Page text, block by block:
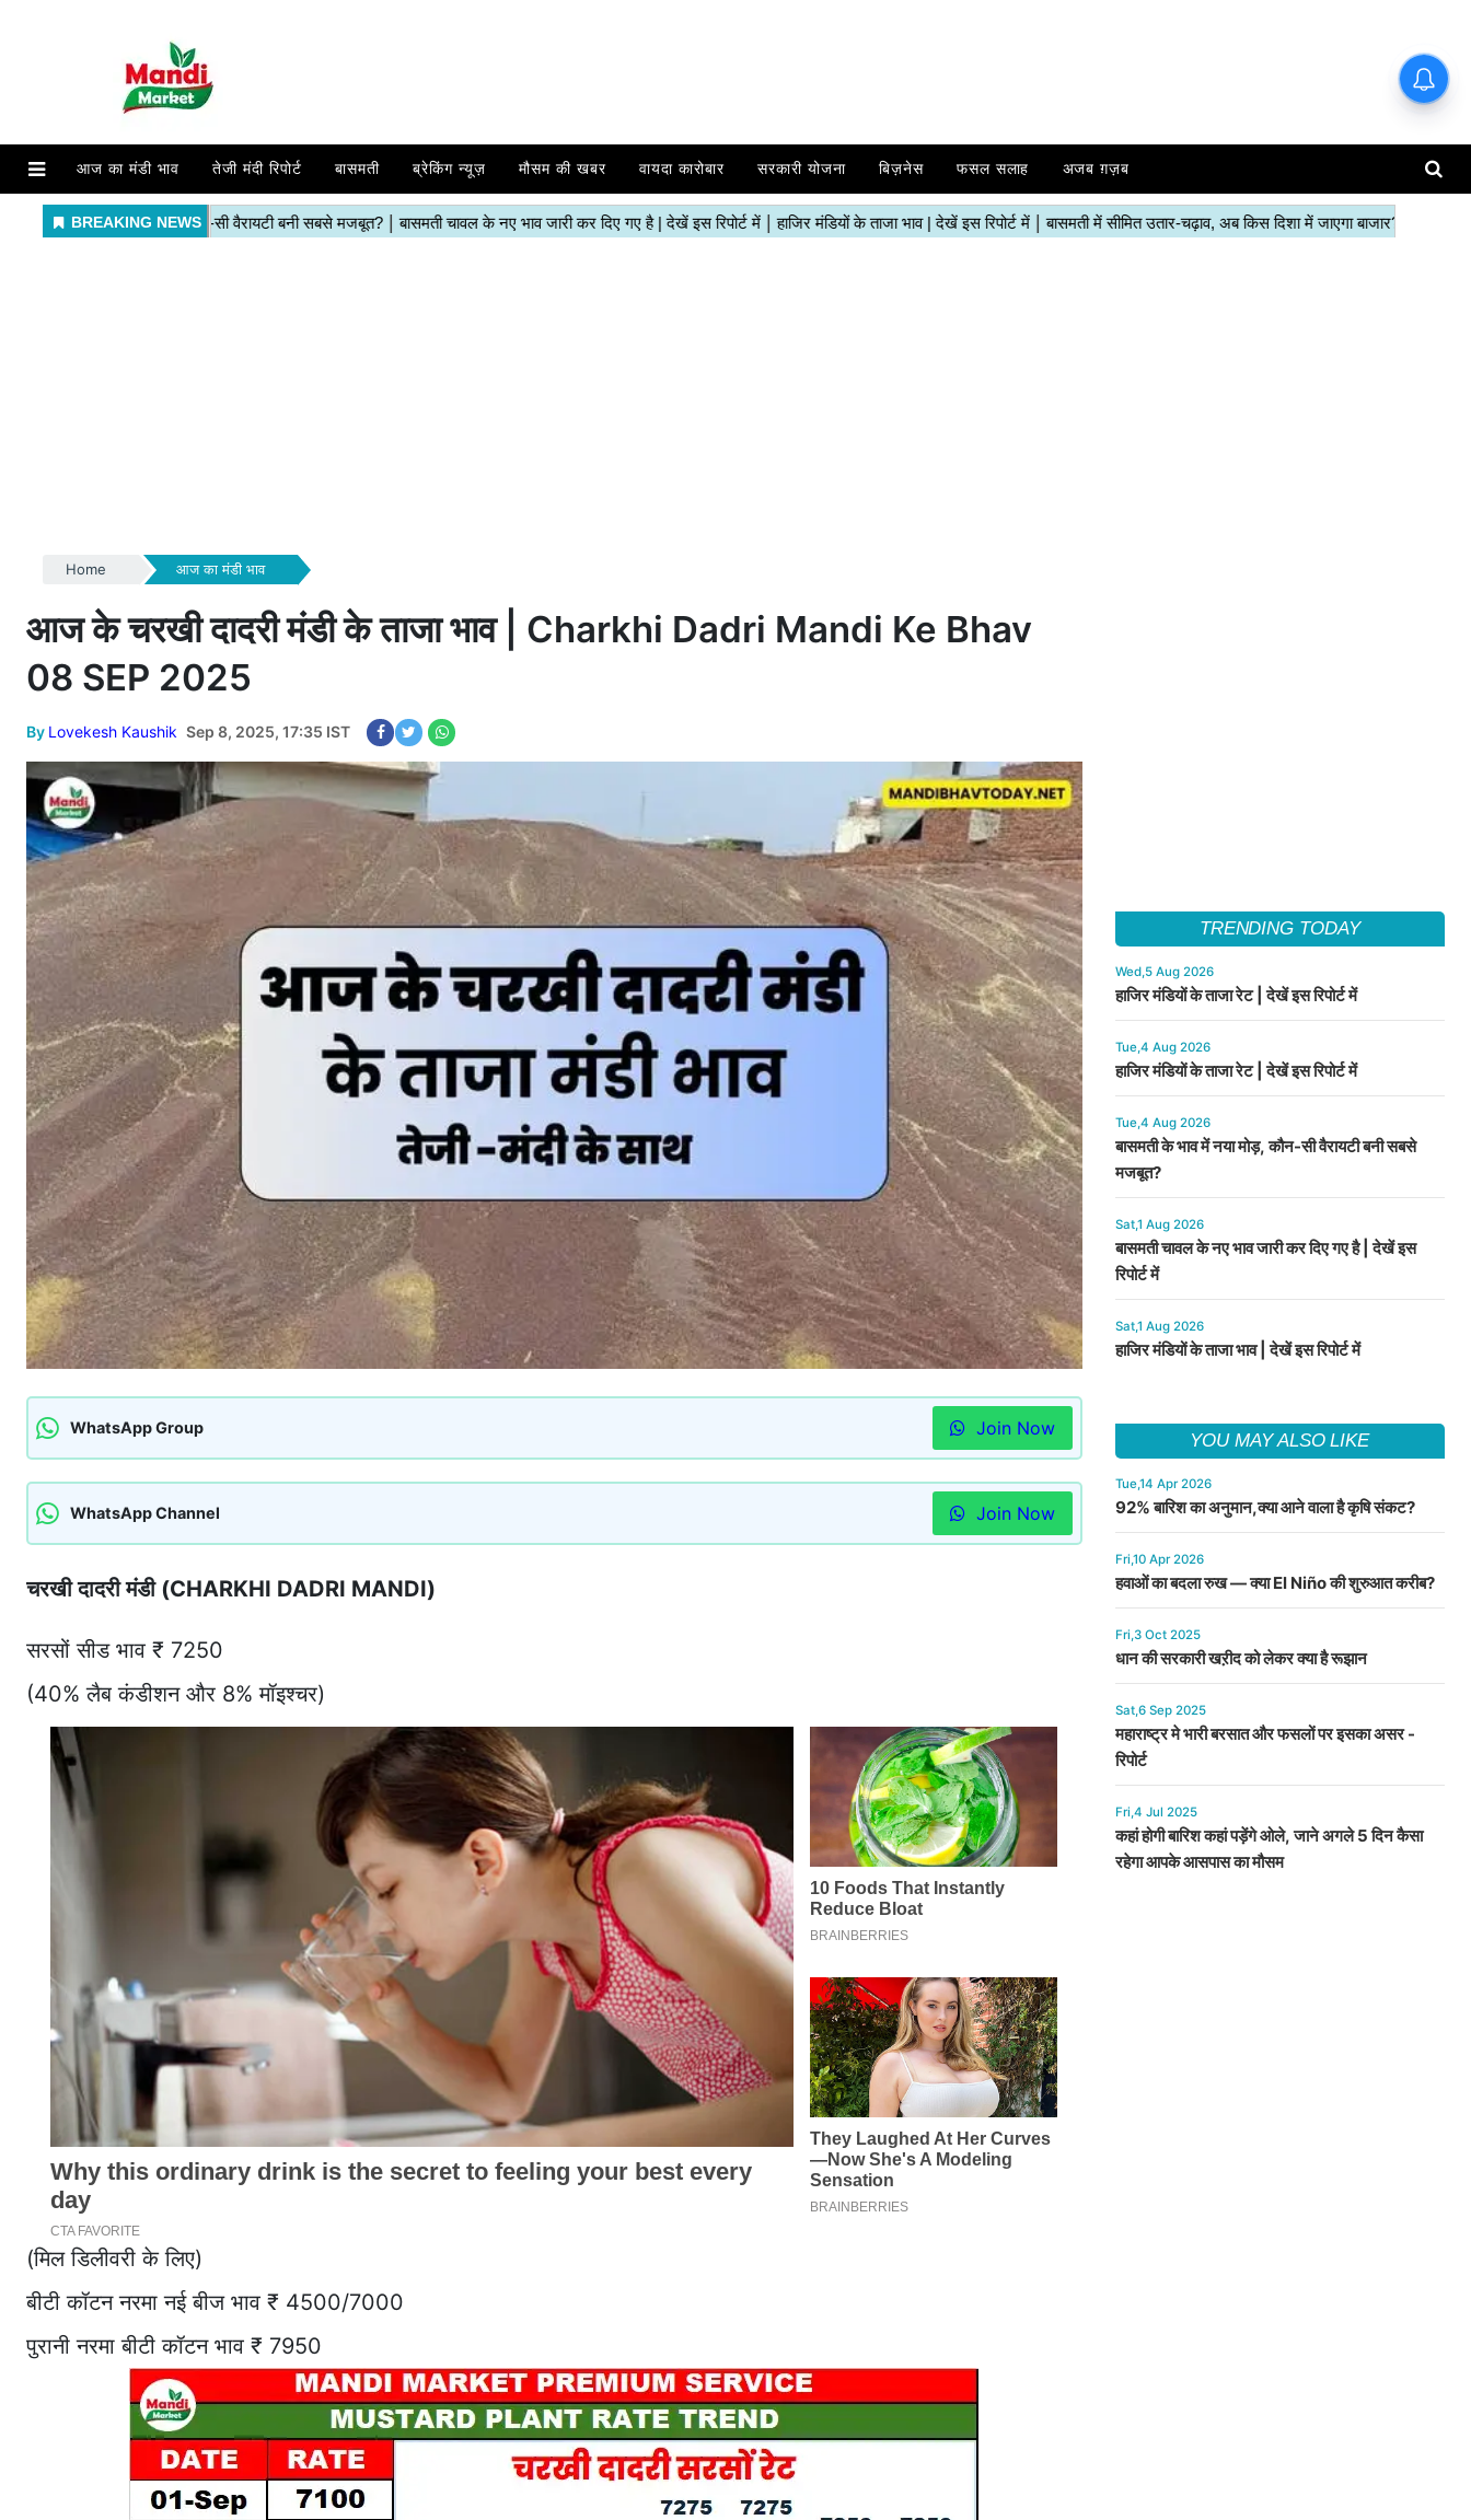
आज का मंडी भाव तेजी मंदी रिपोर्ट बासमती ब्रेकिंग न्यूज़ मौसम की खबर वायदा कारोबार सरकारी योजना बिज़नेस फसल सलाह अजब ग़ज़ब
Home आज का मंडी भाव
आज के चरखी दादरी मंडी के ताजा भाव | Charkhi Dadri Mandi Ke Bhav
08 SEP 2025
By Lovekesh Kaushik Sep 8, 2025, 17:35 IST
WhatsApp Group Join Now
WhatsApp Channel Join Now
चरखी दादरी मंडी (CHARKHI DADRI MANDI)
सरसों सीड भाव ₹ 7250
(40% लैब कंडीशन और 8% मॉइश्चर)
(मिल डिलीवरी के लिए)
बीटी कॉटन नरमा नई बीज भाव ₹ 4500/7000
पुरानी नरमा बीटी कॉटन भाव ₹ 7950
TRENDING TODAY
Wed,5 Aug 2026
हाजिर मंडियों के ताजा रेट | देखें इस रिपोर्ट में
Tue,4 Aug 2026
हाजिर मंडियों के ताजा रेट | देखें इस रिपोर्ट में
Tue,4 Aug 2026
बासमती के भाव में नया मोड़, कौन-सी वैरायटी बनी सबसे
मजबूत?
Sat,1 Aug 2026
बासमती चावल के नए भाव जारी कर दिए गए है | देखें इस
रिपोर्ट में
Sat,1 Aug 2026
हाजिर मंडियों के ताजा भाव | देखें इस रिपोर्ट में
YOU MAY ALSO LIKE
Tue,14 Apr 2026
92% बारिश का अनुमान,क्या आने वाला है कृषि संकट?
Fri,10 Apr 2026
हवाओं का बदला रुख — क्या El Niño की शुरुआत करीब?
Fri,3 Oct 2025
धान की सरकारी खऱीद को लेकर क्या है रूझान
Sat,6 Sep 2025
महाराष्ट्र मे भारी बरसात और फसलों पर इसका असर -
रिपोर्ट
Fri,4 Jul 2025
कहां होगी बारिश कहां पड़ेंगे ओले, जाने अगले 5 दिन कैसा
रहेगा आपके आसपास का मौसम